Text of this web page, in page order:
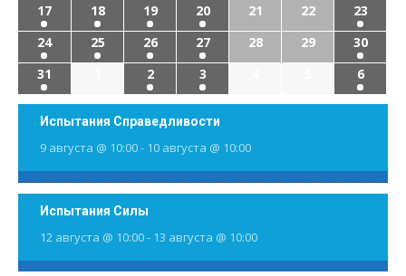
17
18 19 20 21 22
23
24
25 26 27 28 29
30
31
2 3 6
Испытания Справедливости
9 августа @ 10:00- 10 августа @ 10:00
Испытания Силы
12 августа @ 10:00- 13 августа @ 10:00